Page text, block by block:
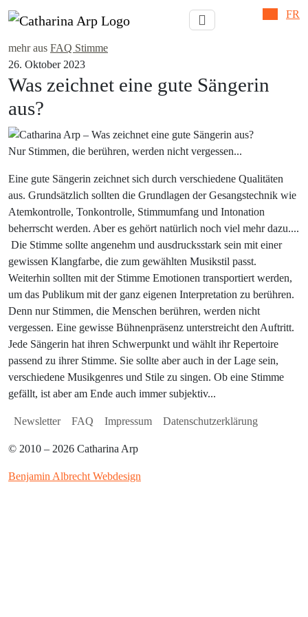
FR
mehr aus FAQ Stimme
26. Oktober 2023
Was zeichnet eine gute Sängerin
aus?
Nur Stimmen, die berühren, werden nicht vergessen...
Eine gute Sängerin zeichnet sich durch verschiedene Qualitäten
aus. Grundsätzlich sollten die Grundlagen der Gesangstechnik wie
Atemkontrolle, Tonkontrolle, Stimmumfang und Intonation
beherrscht werden. Aber es gehört natürlich noch viel mehr dazu....
Die Stimme sollte angenehm und ausdrucksstark sein mit einer
gewissen Klangfarbe, die zum gewählten Musikstil passt.
Weiterhin sollten mit der Stimme Emotionen transportiert werden,
um das Publikum mit der ganz eigenen Interpretation zu berühren.
Denn nur Stimmen, die Menschen berühren, werden nicht
vergessen. Eine gewisse Bühnenpräsenz unterstreicht den Auftritt.
Jede Sängerin hat ihren Schwerpunkt und wählt ihr Repertoire
passend zu ihrer Stimme. Sie sollte aber auch in der Lage sein,
verschiedene Musikgenres und Stile zu singen. Ob eine Stimme
gefällt, ist aber am Ende auch immer subjektiv...
Newsletter FAQ Impressum Datenschutzerklärung
© 2010 – 2026 Catharina Arp
Benjamin Albrecht Webdesign